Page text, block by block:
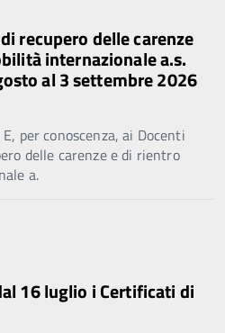
recupero delle carenze
internazionale a.s.
al 3 settembre 2026
per conoscenza, ai Docenti
delle carenze e di rientro
a.
16 luglio i Certificati di